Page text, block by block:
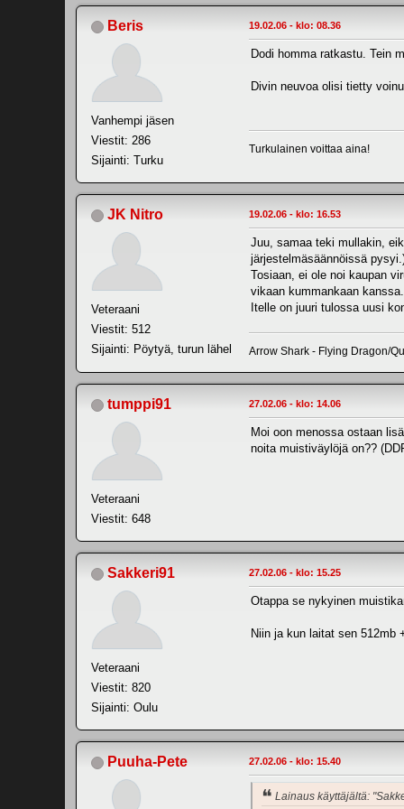
Beris
Vanhempi jäsen
Viestit: 286
Sijainti: Turku
19.02.06 - klo: 08.36
Dodi homma ratkastu. Tein
Divin neuvoa olisi tietty
Turkulainen voittaa aina!
JK Nitro
Veteraani
Viestit: 512
Sijainti: Pöytyä, turun lähel
19.02.06 - klo: 16.53
Juu, samaa teki mullakin,
järjestelmäsäännöissä
Tosiaan, ei ole noi kaupan
vikaan kummankaan
Itelle on juuri tulossa uusi
Arrow Shark - Flying Dragon/
tumppi91
Veteraani
Viestit: 648
27.02.06 - klo: 14.06
Moi oon menossa ostaan
noita muistiväylöjä on??
Sakkeri91
Veteraani
Viestit: 820
Sijainti: Oulu
27.02.06 - klo: 15.25
Otappa se nykyinen
Niin ja kun laitat sen 512mb
Puuha-Pete 27.02.06 - klo: 15.40
Lainaus käyttäjältä: